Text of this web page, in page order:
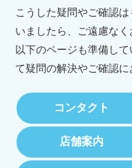
こうした疑問やご確認
いましたら、ご遠慮なく
以下のページも準備し
て疑問の解決やご確認に
コンタクト
店舗案内